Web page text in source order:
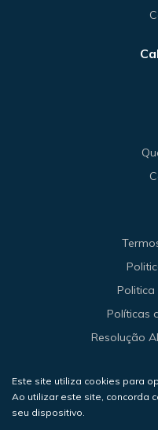
Politica
Políticas
Resolução
©
Este site utiliza cookies para
Ao utilizar este site, concorda
seu dispositivo.